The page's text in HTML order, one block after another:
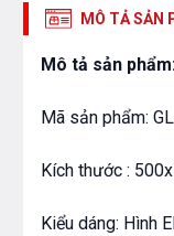
MÔ TẢ SẢN
Mô tả sản
Mã sản phẩm:
Kích thước :
Kiểu dáng: Hình